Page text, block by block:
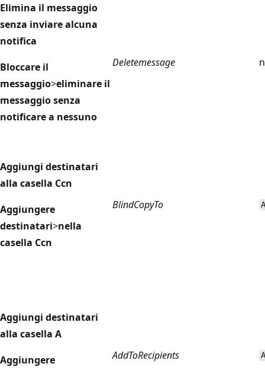
Elimina il messaggio
senza inviare alcuna
notifica
Bloccare il
messaggio>eliminare il
messaggio senza
notificare a nessuno
Deletemessage
Aggiungi destinatari
alla casella Ccn
Aggiungere
destinatari>nella
casella Ccn
BlindCopyTo
Aggiungi destinatari
alla casella A
Aggiungere
AddToRecipients